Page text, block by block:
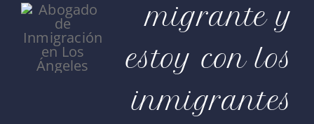
migrante y
estoy con los
inmigrantes